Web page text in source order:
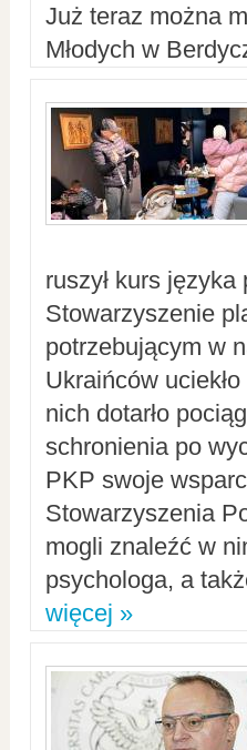
Już teraz można
Młodych w
ruszył kurs
Stowarzyszenie
potrzebującym w
Ukraińców
nich dotarło
schronienia po
PKP swoje
Stowarzyszenia
mogli znaleźć w
psychologa, a
więcej »